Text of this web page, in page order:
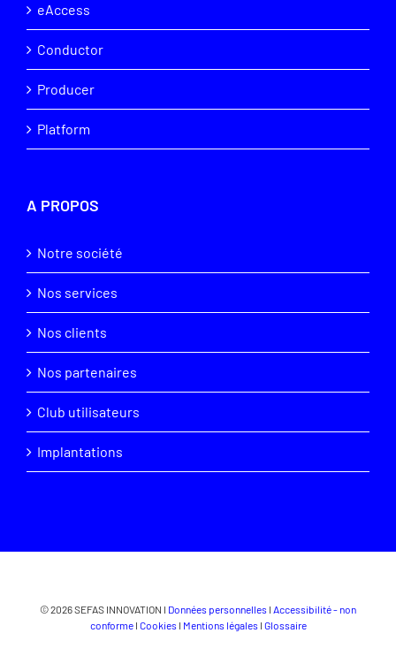
eAccess
Conductor
Producer
Platform
A PROPOS
Notre société
Nos services
Nos clients
Nos partenaires
Club utilisateurs
Implantations
© 2026 SEFAS INNOVATION I Données personnelles I Accessibilité - non
conformeI CookiesI Mentions légalesI Glossaire